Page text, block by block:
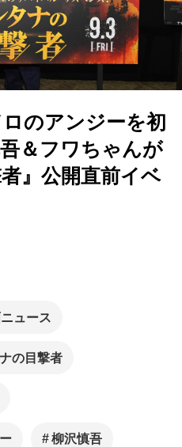
のアンジーを初
＆フワちゃんが
』公開直前イベ
ュース
の目撃者
柳沢慎吾